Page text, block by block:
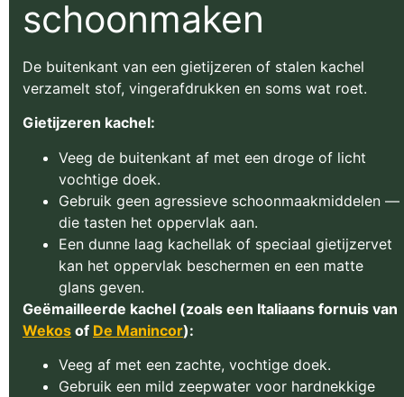
schoonmaken
De buitenkant van een gietijzeren of stalen kachel
verzamelt stof, vingerafdrukken en soms wat roet.
Gietijzeren kachel:
Veeg de buitenkant af met een droge of licht
vochtige doek.
Gebruik geen agressieve schoonmaakmiddelen —
die tasten het oppervlak aan.
Een dunne laag kachellak of speciaal gietijzervet
kan het oppervlak beschermen en een matte
glans geven.
Geëmailleerde kachel (zoals een Italiaans fornuis van
Wekos of De Manincor):
Veeg af met een zachte, vochtige doek.
Gebruik een mild zeepwater voor hardnekkige